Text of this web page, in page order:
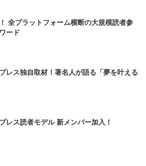
全プラットフォーム横断の大規模読者参
ード
レス独自取材！著名人が語る「夢を叶える
レス読者モデル 新メンバー加入！